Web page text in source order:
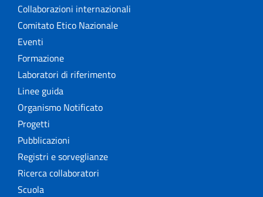
Collaborazioni internazionali
Comitato Etico Nazionale
Eventi
Formazione
Laboratori di riferimento
Linee guida
Organismo Notificato
Progetti
Pubblicazioni
Registri e sorveglianze
Ricerca collaboratori
Scuola